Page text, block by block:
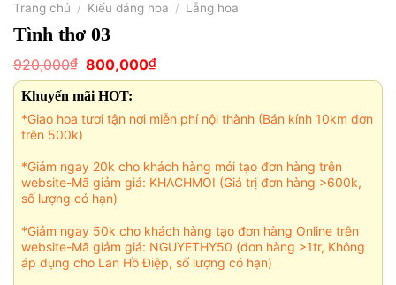
Trang chủ / Kiểu dáng hoa / Lẵng hoa
Tình thơ 03
920,000₫ Giá
gốc
là:
920,000₫.
800,000₫Giá
hiện
800,000₫.
Khuyến mãi HOT:
*Giao hoa tươi tận nơi miễn phí nội thành (Bán kính 10km đơn
trên 500k)
*Giảm ngay 20k cho khách hàng mới tạo đơn hàng trên
website-Mã giảm giá: KHACHMOI (Giá trị đơn hàng >600k,
số lượng có hạn)
*Giảm ngay 50k cho khách hàng tạo đơn hàng Online trên
website-Mã giảm giá: NGUYETHY50 (đơn hàng >1tr, Không
áp dụng cho Lan Hồ Điệp, số lượng có hạn)